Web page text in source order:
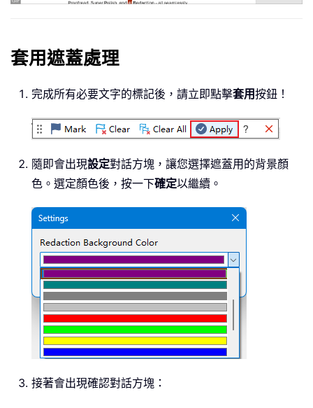
套用遮蓋處理
完成所有必要文字的標記後，請立即點擊套用按鈕！
隨即會出現設定對話方塊，讓您選擇遮蓋用的背景顏
色。選定顏色後，按一下確定以繼續。
接著會出現確認對話方塊：